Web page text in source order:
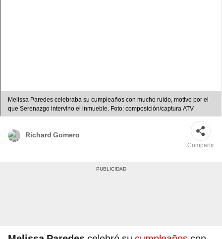
Melissa Paredes celebraba su cumpleaños con mucho ruido, motivo por el
que Serenazgo intervino el inmueble. Foto: composición/captura ATV
Richard Gomero
Compartir